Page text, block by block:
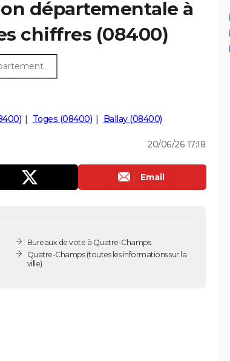
départementale à
chiffres (08400)
Toges (08400) Ballay (08400)
20/06/26 17:18
Email
Bureaux de vote à Quatre-Champs
Quatre-Champs(toutes les informations sur la
ville)